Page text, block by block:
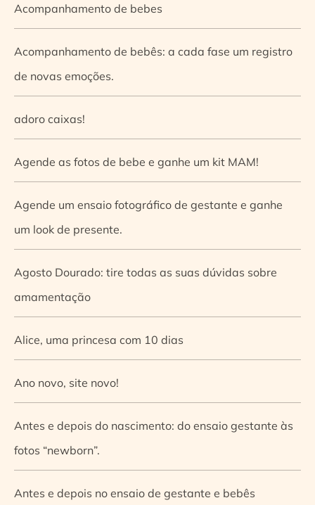
Acompanhamento de bebes
Acompanhamento de bebês: a cada fase um registro
de novas emoções.
adoro caixas!
Agende as fotos de bebe e ganhe um kit MAM!
Agende um ensaio fotográfico de gestante e ganhe
um look de presente.
Agosto Dourado: tire todas as suas dúvidas sobre
amamentação
Alice, uma princesa com 10 dias
Ano novo, site novo!
Antes e depois do nascimento: do ensaio gestante às
fotos “newborn”.
Antes e depois no ensaio de gestante e bebês